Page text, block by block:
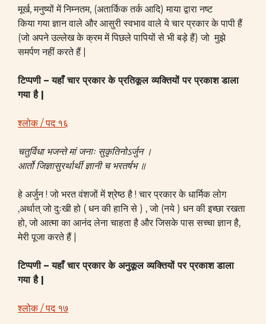
मूर्ख, मनुष्यों में निम्नतम, (अतार्किक तर्क आदि) माया द्वारा नष्ट
किया गया ज्ञान वाले और आसुरी स्वभाव वाले ये चार प्रकार के पापी हैं
(जो अपने उल्लेख के क्रम में पिछले पापियों से भी बड़े हैं) जो मुझे
समर्पण नहीं करते हैं |
टिप्पणी – यहाँ चार प्रकार के प्रतिकूल व्यक्तियों पर प्रकाश डाला
गया है |
श्लोक / पद १६
चतुर्विधा भजन्ते मां जनाः सुकृतिनोऽर्जुन ।
आर्तो जिज्ञासुरर्थार्थी ज्ञानी च भरतर्षभ ॥
हे अर्जुन ! जो भरत वंशजों में श्रेष्ठ है ! चार प्रकार के धार्मिक लोग
,अर्थात् जो दुःखी हो ( धन की हानि से ) , जो (नये ) धन की इच्छा रखता
हो, जो आत्मा का आनंद लेना चाहता है और जिसके पास सच्चा ज्ञान है,
मेरी पूजा करते हैं |
टिप्पणी – यहाँ चार प्रकार के अनुकूल व्यक्तियों पर प्रकाश डाला
गया है |
श्लोक / पद १७